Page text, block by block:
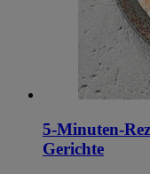
5-Minuten-
Gerichte